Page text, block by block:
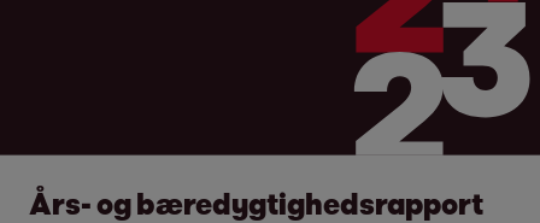
Års- og bæredygtighedsrapport